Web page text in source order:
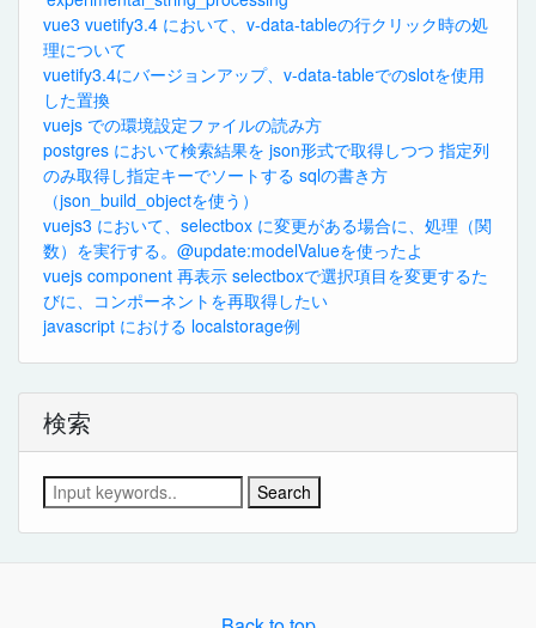
vue3 vuetify3.4 において、v-data-tableの行クリック時の処
理について
vuetify3.4にバージョンアップ、v-data-tableでのslotを使用
した置換
vuejs での環境設定ファイルの読み方
postgres において検索結果を json形式で取得しつつ 指定列
のみ取得し指定キーでソートする sqlの書き方
（json_build_objectを使う）
vuejs3 において、selectbox に変更がある場合に、処理（関
数）を実行する。@update:modelValueを使ったよ
vuejs component 再表示 selectboxで選択項目を変更するた
びに、コンポーネントを再取得したい
javascript における localstorage例
検索
Search